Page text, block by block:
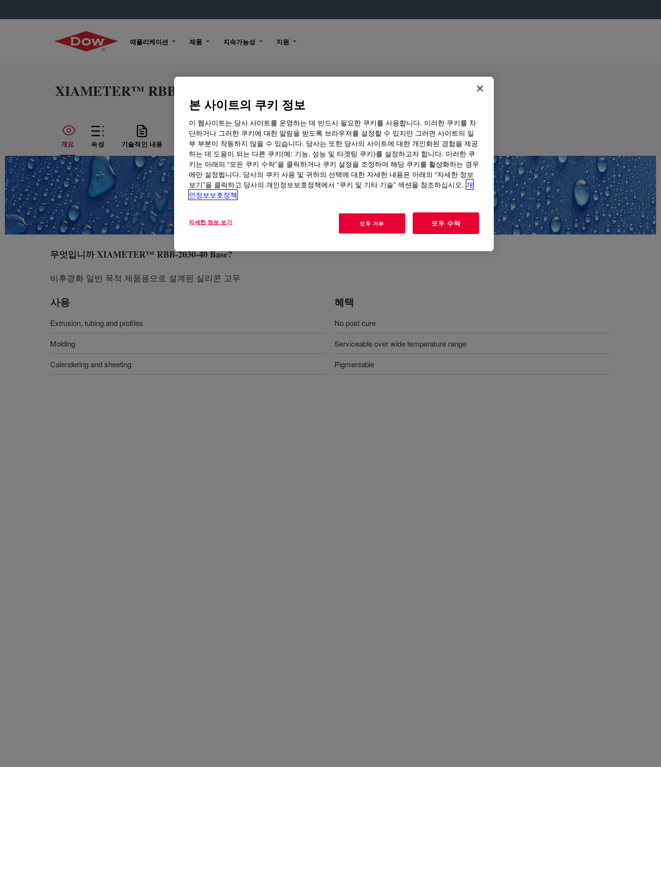
애플리케이션 제품 지속가능성 지원
XIAMETER™ RBB-2030-40 Base
개요 속성 기술적인 내용 샘플 옵션 구매 옵션
무엇입니까XIAMETER™ RBB-2030-40 Base?
비후경화 일반 목적 제품용으로 설계된 실리콘 고무
사용
Extrusion, tubing and profiles
Molding
Calendering and sheeting
혜택
No post cure
Serviceable over wide temperature range
Pigmentable
본 사이트의 쿠키 정보
이 웹사이트는 당사 사이트를 운영하는 데 반드시 필요한 쿠키를 사용합니다. 이러한 쿠키를 차
단하거나 그러한 쿠키에 대한 알림을 받도록 브라우저를 설정할 수 있지만 그러면 사이트의 일
부 부분이 작동하지 않을 수 있습니다. 당사는 또한 당사의 사이트에 대한 개인화된 경험을 제공
하는 데 도움이 되는 다른 쿠키(예: 기능, 성능 및 타겟팅 쿠키)를 설정하고자 합니다. 이러한 쿠
키는 아래의 “모든 쿠키 수락”을 클릭하거나 쿠키 설정을 조정하여 해당 쿠키를 활성화하는 경우
에만 설정됩니다. 당사의 쿠키 사용 및 귀하의 선택에 대한 자세한 내용은 아래의 “자세한 정보
보기”을 클릭하고 당사의 개인정보보호정책에서 “쿠키 및 기타 기술” 섹션을 참조하십시오. 개
인정보보호정책
자세한 정보 보기 모두 거부 모두 수락